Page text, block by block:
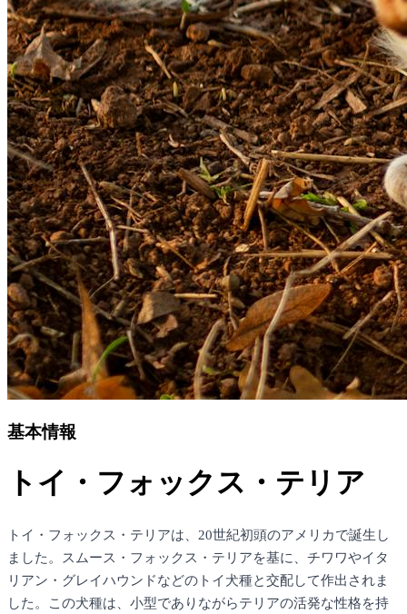
基本情報
トイ・フォックス・テリア
トイ・フォックス・テリアは、20世紀初頭のアメリカで誕生し
ました。スムース・フォックス・テリアを基に、チワワやイタ
リアン・グレイハウンドなどのトイ犬種と交配して作出されま
した。この犬種は、小型でありながらテリアの活発な性格を持